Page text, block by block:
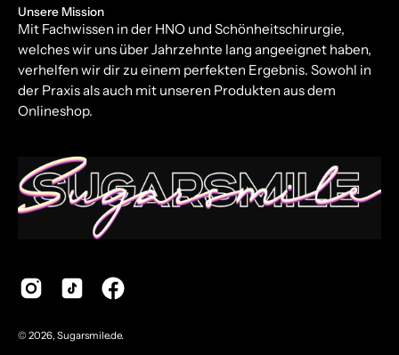
Unsere Mission
Mit Fachwissen in der HNO und Schönheitschirurgie,
welches wir uns über Jahrzehnte lang angeeignet haben,
verhelfen wir dir zu einem perfekten Ergebnis. Sowohl in
der Praxis als auch mit unseren Produkten aus dem
Onlineshop.
© 2026, Sugarsmile.de.